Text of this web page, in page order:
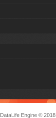
DataLife Engine© 2018